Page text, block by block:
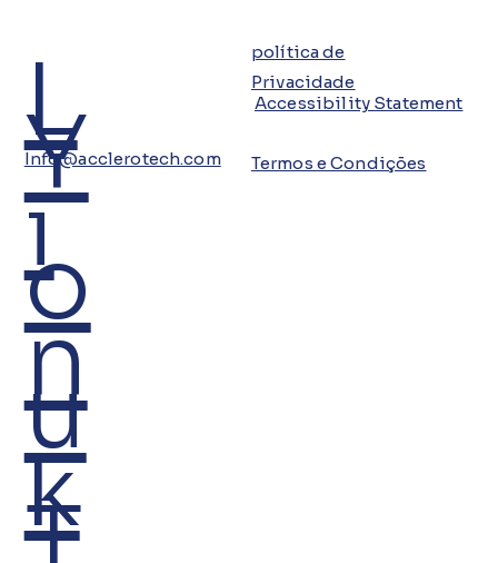
L
i
n
k
Y
o
u
Info@acclerotech.com
política de
Privacidade
Accessibility Statement
Termos e Condições